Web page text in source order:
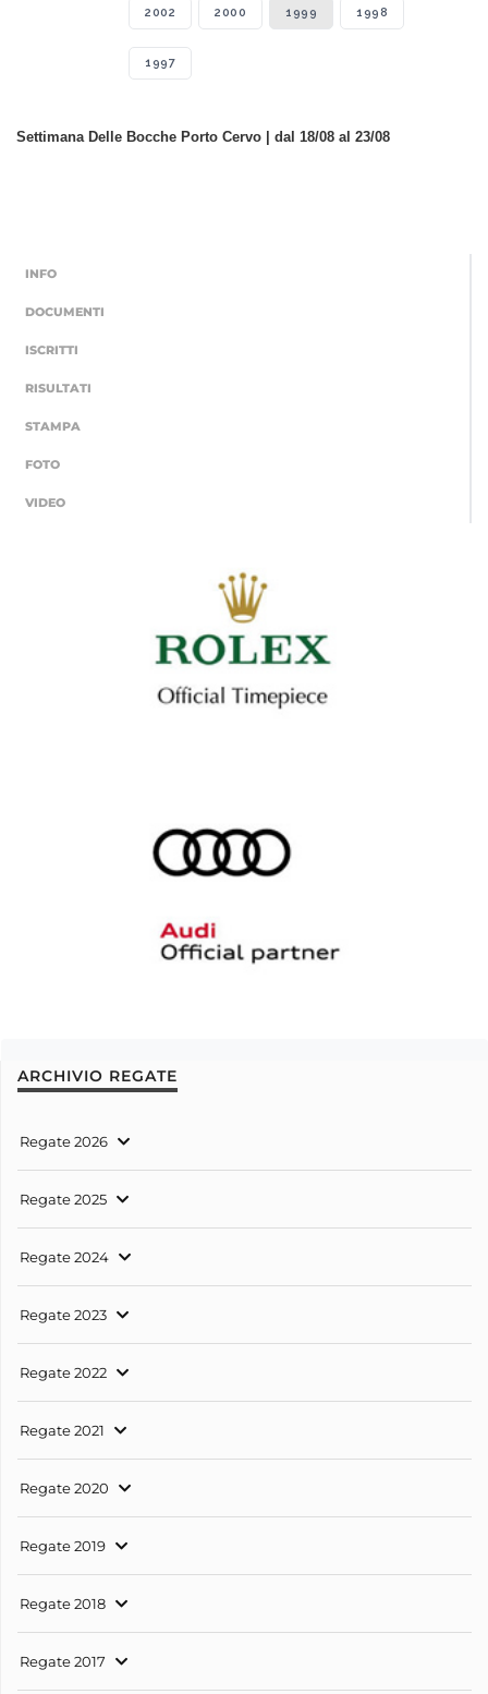
2002 2000 1999 1998
1997
Settimana Delle Bocche Porto Cervo | dal 18/08 al 23/08
INFO
DOCUMENTI
ISCRITTI
RISULTATI
STAMPA
FOTO
VIDEO
ARCHIVIO REGATE
Regate 2026
Regate 2025
Regate 2024
Regate 2023
Regate 2022
Regate 2021
Regate 2020
Regate 2019
Regate 2018
Regate 2017